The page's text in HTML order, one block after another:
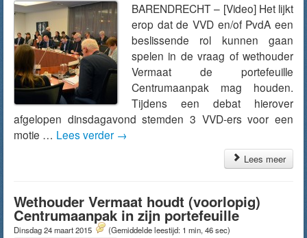
BARENDRECHT – [Video] Het lijkt
erop dat de VVD en/of PvdA een
beslissende rol kunnen gaan
spelen in de vraag of wethouder
Vermaat de portefeuille
Centrumaanpak mag houden.
Tijdens een debat hierover
afgelopen dinsdagavond stemden 3 VVD-ers voor een
motie … Lees verder →
Lees meer
Wethouder Vermaat houdt (voorlopig)
Centrumaanpak in zijn portefeuille
Dinsdag 24 maart 2015 (Gemiddelde leestijd: 1 min, 46 sec)